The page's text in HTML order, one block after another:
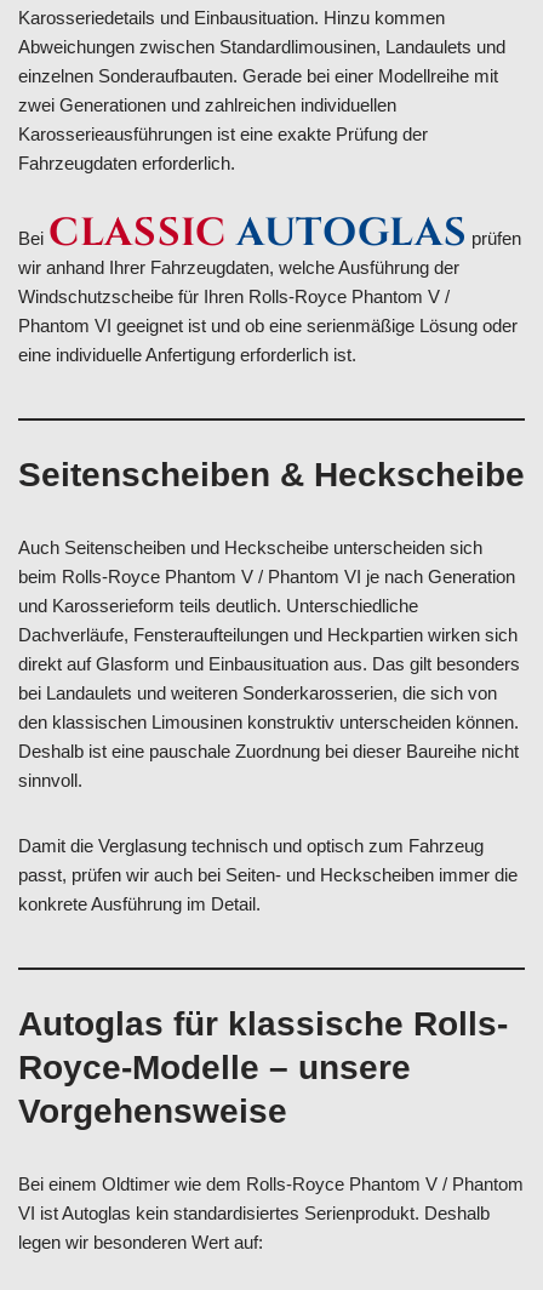
Karosseriedetails und Einbausituation. Hinzu kommen
Abweichungen zwischen Standardlimousinen, Landaulets und
einzelnen Sonderaufbauten. Gerade bei einer Modellreihe mit
zwei Generationen und zahlreichen individuellen
Karosserieausführungen ist eine exakte Prüfung der
Fahrzeugdaten erforderlich.
Bei CLASSIC AUTOGLAS prüfen
wir anhand Ihrer Fahrzeugdaten, welche Ausführung der
Windschutzscheibe für Ihren Rolls-Royce Phantom V /
Phantom VI geeignet ist und ob eine serienmäßige Lösung oder
eine individuelle Anfertigung erforderlich ist.
Seitenscheiben & Heckscheibe
Auch Seitenscheiben und Heckscheibe unterscheiden sich
beim Rolls-Royce Phantom V / Phantom VI je nach Generation
und Karosserieform teils deutlich. Unterschiedliche
Dachverläufe, Fensteraufteilungen und Heckpartien wirken sich
direkt auf Glasform und Einbausituation aus. Das gilt besonders
bei Landaulets und weiteren Sonderkarosserien, die sich von
den klassischen Limousinen konstruktiv unterscheiden können.
Deshalb ist eine pauschale Zuordnung bei dieser Baureihe nicht
sinnvoll.
Damit die Verglasung technisch und optisch zum Fahrzeug
passt, prüfen wir auch bei Seiten- und Heckscheiben immer die
konkrete Ausführung im Detail.
Autoglas für klassische Rolls-
Royce-Modelle – unsere
Vorgehensweise
Bei einem Oldtimer wie dem Rolls-Royce Phantom V / Phantom
VI ist Autoglas kein standardisiertes Serienprodukt. Deshalb
legen wir besonderen Wert auf: